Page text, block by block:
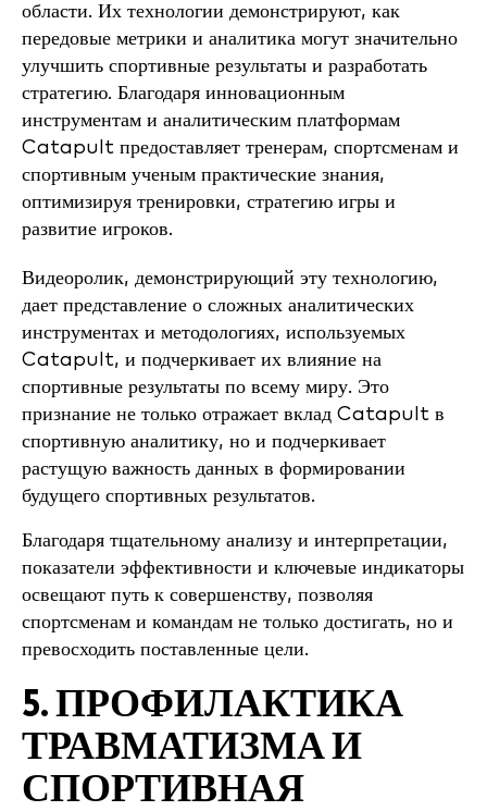
области. Их технологии демонстрируют, как
передовые метрики и аналитика могут значительно
улучшить спортивные результаты и разработать
стратегию. Благодаря инновационным
инструментам и аналитическим платформам
Catapult предоставляет тренерам, спортсменам и
спортивным ученым практические знания,
оптимизируя тренировки, стратегию игры и
развитие игроков.
Видеоролик, демонстрирующий эту технологию,
дает представление о сложных аналитических
инструментах и методологиях, используемых
Catapult, и подчеркивает их влияние на
спортивные результаты по всему миру. Это
признание не только отражает вклад Catapult в
спортивную аналитику, но и подчеркивает
растущую важность данных в формировании
будущего спортивных результатов.
Благодаря тщательному анализу и интерпретации,
показатели эффективности и ключевые индикаторы
освещают путь к совершенству, позволяя
спортсменам и командам не только достигать, но и
превосходить поставленные цели.
5. ПРОФИЛАКТИКА
ТРАВМАТИЗМА И
СПОРТИВНАЯ